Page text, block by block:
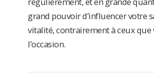
grand pouvoir d’influencer votre
vitalité, contrairement à ceux que
l’occasion.